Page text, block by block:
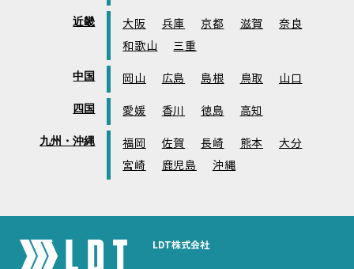
近畿 大阪 兵庫 京都 滋賀
奈良
和歌山
三重
中国 岡山 広島 島根 鳥取 山口
四国 愛媛 香川 徳島 高知
九州・沖縄 福岡 佐賀 長崎 熊本
大分
宮崎
鹿児島 沖縄
LDT株式会社